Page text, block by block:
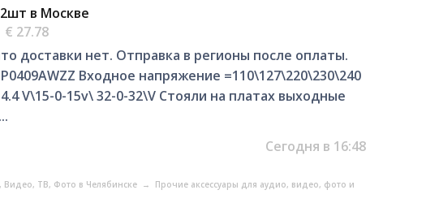
в Москве
€ 27.78
доставки нет. Отправка в регионы после оплаты.
Входное напряжение =110\127\220\230\240
V\15-0-15v\ 32-0-32\V Стояли на платах выходные
Сегодня в 16:48
Видео, ТВ, Фото в Челябинске → Прочие аксессуары для аудио, видео, фото и